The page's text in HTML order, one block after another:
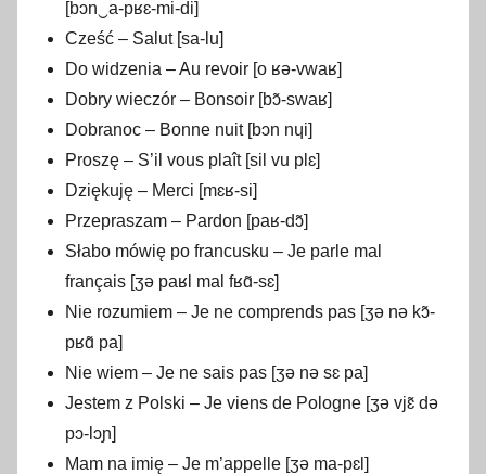
[bɔn‿a-pʁɛ-mi-di]
Cześć – Salut [sa-lu]
Do widzenia – Au revoir [o ʁə-vwaʁ]
Dobry wieczór – Bonsoir [bɔ̃-swaʁ]
Dobranoc – Bonne nuit [bɔn nɥi]
Proszę – S’il vous plaît [sil vu plɛ]
Dziękuję – Merci [mɛʁ-si]
Przepraszam – Pardon [paʁ-dɔ̃]
Słabo mówię po francusku – Je parle mal
français [ʒə paʁl mal fʁɑ̃-sɛ]
Nie rozumiem – Je ne comprends pas [ʒə nə kɔ̃-
pʁɑ̃ pa]
Nie wiem – Je ne sais pas [ʒə nə sɛ pa]
Jestem z Polski – Je viens de Pologne [ʒə vjɛ̃ də
pɔ-lɔɲ]
Mam na imię – Je m’appelle [ʒə ma-pɛl]